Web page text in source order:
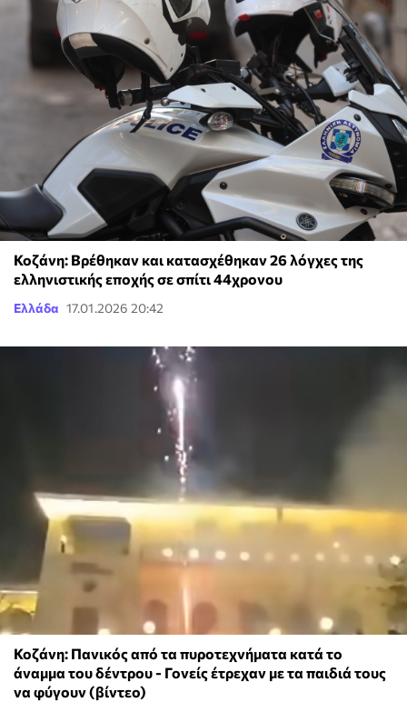
Κοζάνη: Βρέθηκαν και κατασχέθηκαν 26 λόγχες της
ελληνιστικής εποχής σε σπίτι 44χρονου
Ελλάδα 17.01.2026 20:42
Κοζάνη: Πανικός από τα πυροτεχνήματα κατά το
άναμμα του δέντρου - Γονείς έτρεχαν με τα παιδιά τους
να φύγουν (βίντεο)